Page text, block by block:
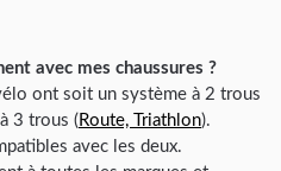
avec mes chaussures ?
ont soit un système à 2 trous
3 trous ( Route, Triathlon).
avec les deux.